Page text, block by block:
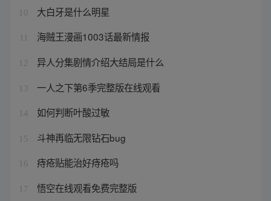
10 大白牙是什么明星
海贼王漫画1003话最新情报
12 异人分集剧情介绍大结局是什么
13 一人之下第6季完整版在线观看
14 如何判断叶酸过敏
15 斗神再临无限钻石bug
16 痔疮贴能治好痔疮吗
17 悟空在线观看免费完整版